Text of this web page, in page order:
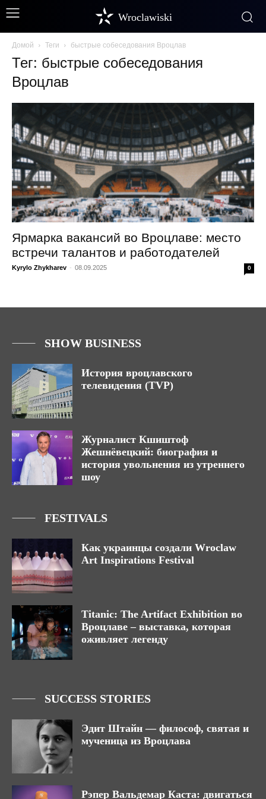
Wroclawiski
Домой Теги быстрые собеседования Вроцлав
Тег: быстрые собеседования
Вроцлав
Ярмарка вакансий во Вроцлаве: место
встречи талантов и работодателей
Kyrylo Zhykharev - 08.09.2025 0
SHOW BUSINESS
История вроцлавского
телевидения (TVP)
Журналист Кшиштоф
Жешнёвецкий: биография и
история увольнения из утреннего
шоу
FESTIVALS
Как украинцы создали Wroclaw
Art Inspirations Festival
Titanic: The Artifact Exhibition во
Вроцлаве – выставка, которая
оживляет легенду
SUCCESS STORIES
Эдит Штайн — философ, святая и
мученица из Вроцлава
Рэпер Вальдемар Каста: двигаться